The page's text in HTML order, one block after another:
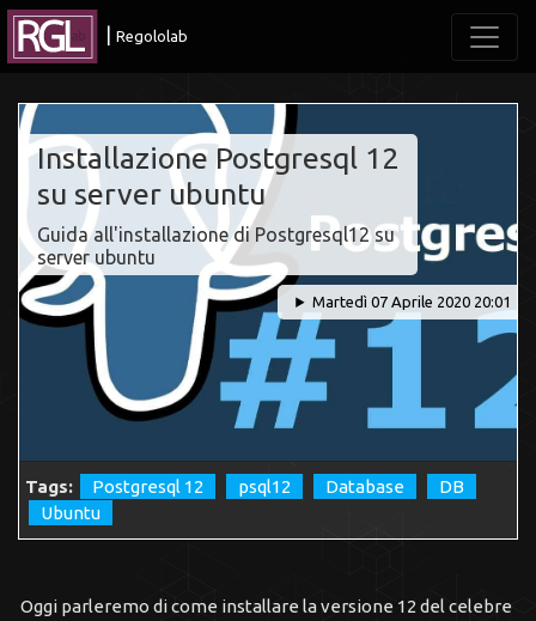
|Regololab
Installazione Postgresql 12
su server ubuntu
Guida all'installazione di Postgresql12 su
server ubuntu
Martedì 07 Aprile 2020 20:01
Tags: Postgresql 12 psql12 Database
DB
Ubuntu
Oggi parleremo di come installare la versione 12 del celebre